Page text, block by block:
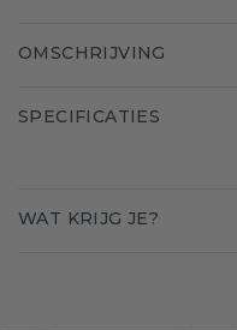
OMSCHRIJVING
SPECIFICATIES
WAT KRIJG JE?